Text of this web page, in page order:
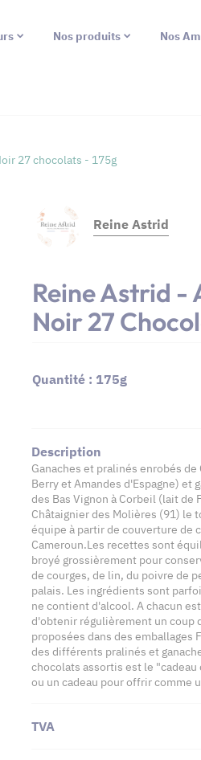
Nos produits Nos
27 chocolats - 175g
Reine Astrid
Reine Astrid -
Noir 27
Quantité : 175g
Description
Ganaches et pralinés enrobés
Berry et Amandes d'Espagne) et
des Bas Vignon à Corbeil (lait de
Châtaignier des Molières (91) le
équipe à partir de couverture de
Cameroun.Les recettes sont
broyé grossièrement pour
de courges, de lin, du poivre de
palais. Les ingrédients sont
ne contient d'alcool. A chacun
d'obtenir régulièrement un coup
proposées dans des emballages
des différents pralinés et
chocolats assortis est le
ou un cadeau pour offrir comme
TVA